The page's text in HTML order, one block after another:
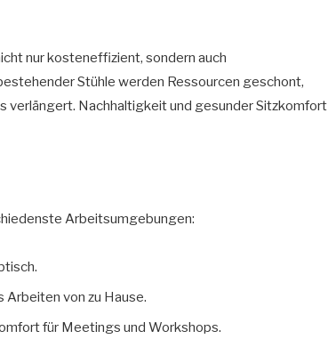
nur kosteneffizient, sondern auch
Stühle werden Ressourcen geschont,
verlängert. Nachhaltigkeit und gesunder Sitzkomfort
Arbeitsumgebungen:
Arbeiten von zu Hause.
für Meetings und Workshops.